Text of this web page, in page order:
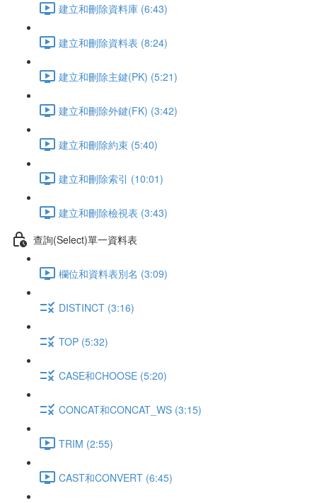
建立和刪除資料庫 (6:43)
建立和刪除資料表 (8:24)
建立和刪除主鍵(PK) (5:21)
建立和刪除外鍵(FK) (3:42)
建立和刪除約束 (5:40)
建立和刪除索引 (10:01)
建立和刪除檢視表 (3:43)
查詢(Select)單一資料表
欄位和資料表別名 (3:09)
DISTINCT (3:16)
TOP (5:32)
CASE和CHOOSE (5:20)
CONCAT和CONCAT_WS (3:15)
TRIM (2:55)
CAST和CONVERT (6:45)